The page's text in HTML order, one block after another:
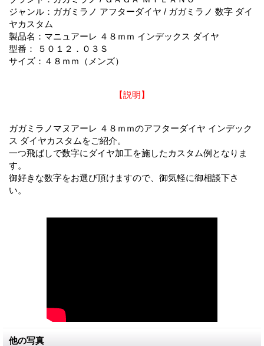
ジャンル：ガガミラノ アフターダイヤ / ガガミラノ 数字 ダイ
ヤカスタム
製品名：マニュアーレ ４８ｍｍ インデックス ダイヤ
型番： ５０１２．０３Ｓ
サイズ：４８ｍｍ（メンズ）
【説明】
ガガミラノマヌアーレ ４８ｍｍのアフターダイヤ インデック
ス ダイヤカスタムをご紹介。
一つ飛ばしで数字にダイヤ加工を施したカスタム例となりま
す。
御好きな数字をお選び頂けますので、御気軽に御相談下さ
い。
他の写真